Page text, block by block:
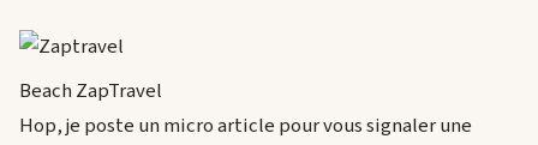
Beach ZapTravel
Hop, je poste un micro article pour vous signaler une